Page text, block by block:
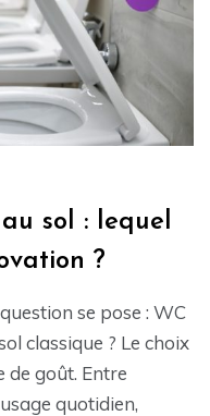
sol : lequel
?
se pose : WC
classique ? Le choix
de goût. Entre
quotidien,